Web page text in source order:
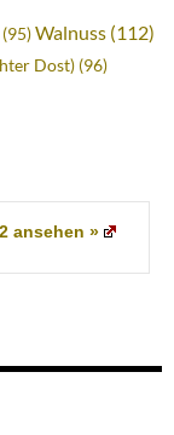
(95)Walnuss (112)
Dost) (96)
ansehen »